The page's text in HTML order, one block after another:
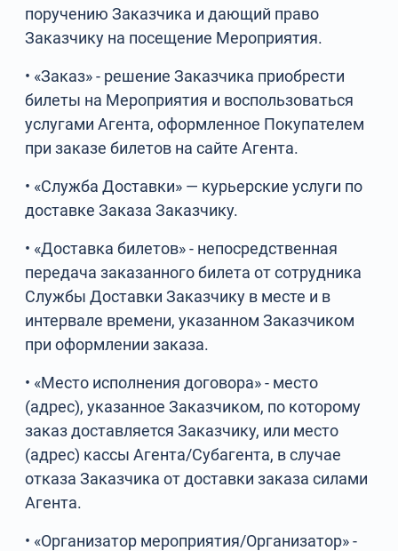
поручению Заказчика и дающий право
Заказчику на посещение Мероприятия.
• «Заказ» - решение Заказчика приобрести
билеты на Мероприятия и воспользоваться
услугами Агента, оформленное Покупателем
при заказе билетов на сайте Агента.
• «Служба Доставки» — курьерские услуги по
доставке Заказа Заказчику.
• «Доставка билетов» - непосредственная
передача заказанного билета от сотрудника
Службы Доставки Заказчику в месте и в
интервале времени, указанном Заказчиком
при оформлении заказа.
• «Место исполнения договора» - место
(адрес), указанное Заказчиком, по которому
заказ доставляется Заказчику, или место
(адрес) кассы Агента/Субагента, в случае
отказа Заказчика от доставки заказа силами
Агента.
• «Организатор мероприятия/Организатор» -